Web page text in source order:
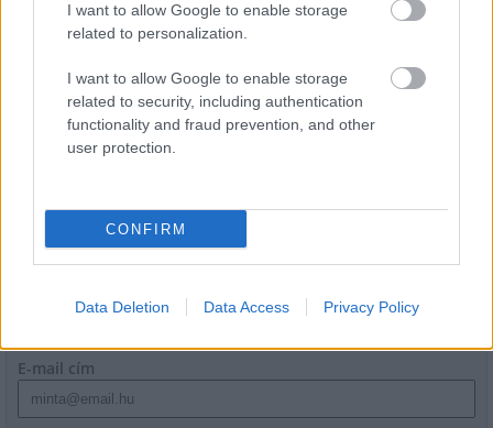
I want to allow Google to enable storage
related to personalization.
I want to allow Google to enable storage
related to security, including authentication
functionality and fraud prevention, and other
user protection.
CONFIRM
Data Deletion Data Access Privacy Policy
Fáklyafényben tárul fel Székesfehérvár történelmi
E-mail cím